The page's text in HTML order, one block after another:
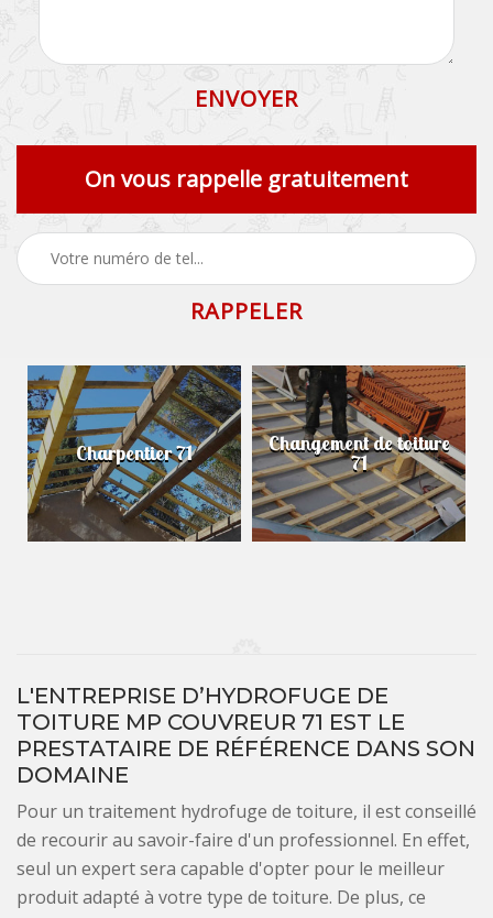
On vous rappelle gratuitement
Charpentier 71 Changement de toiture
71
L'ENTREPRISE D’HYDROFUGE DE
TOITURE MP COUVREUR 71 EST LE
PRESTATAIRE DE RÉFÉRENCE DANS SON
DOMAINE
Pour un traitement hydrofuge de toiture, il est conseillé
de recourir au savoir-faire d'un professionnel. En effet,
seul un expert sera capable d'opter pour le meilleur
produit adapté à votre type de toiture. De plus, ce